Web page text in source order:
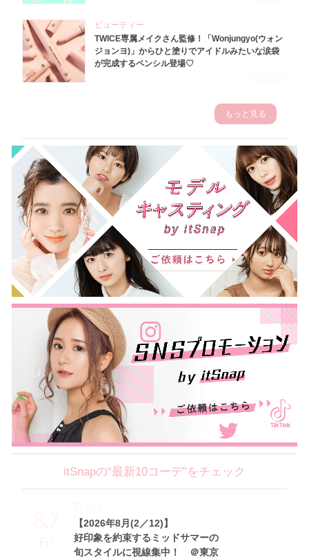
ビューティー
TWICE専属メイクさん監修！「Wonjungyo(ウォン
ジョンヨ)」からひと塗りでアイドルみたいな涙袋
が完成するペンシル登場♡
もっと見る
itSnapの“最新10コーデ”をチェック
8.7
Fri
【2026年8月(2／12)】
好印象を約束するミッドサマーの
旬スタイルに視線集中！ ＠東京
Theme